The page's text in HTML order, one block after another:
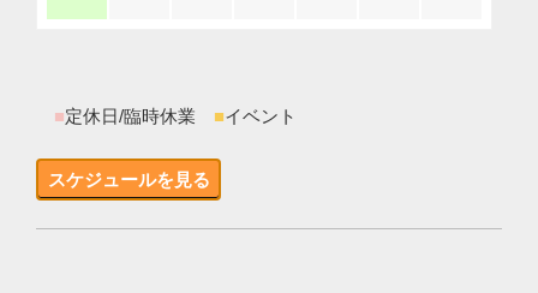
■定休日/臨時休業 ■イベント
スケジュールを見る